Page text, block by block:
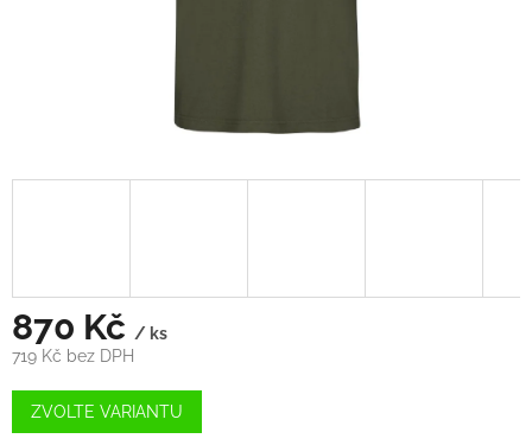
870 Kč / ks
719 Kč bez DPH
Měrná
cena:
ZVOLTE VARIANTU